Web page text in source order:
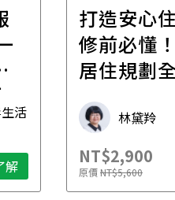
活
解
打造安心
修前必懂
居住規劃
林黛羚
NT$2,900
原價NT$5,600